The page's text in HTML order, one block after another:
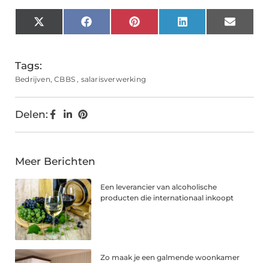
X
(Twitter)
FacebookPinterestLinkedInEmail
Tags:
Bedrijven,CBBS , salarisverwerking
Delen:
Meer Berichten
Een leverancier van alcoholische
producten die internationaal inkoopt
Zo maak je een galmende woonkamer